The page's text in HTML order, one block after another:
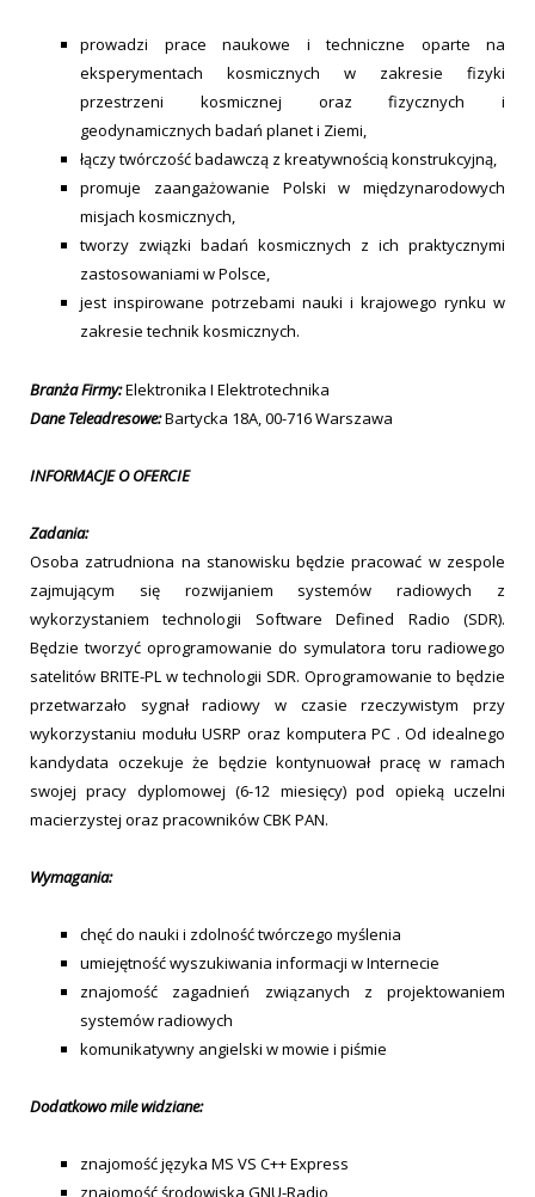
prowadzi prace naukowe i techniczne oparte na
eksperymentach kosmicznych w zakresie fizyki
przestrzeni kosmicznej oraz fizycznych i
geodynamicznych badań planet i Ziemi,
łączy twórczość badawczą z kreatywnością konstrukcyjną,
promuje zaangażowanie Polski w międzynarodowych
misjach kosmicznych,
tworzy związki badań kosmicznych z ich praktycznymi
zastosowaniami w Polsce,
jest inspirowane potrzebami nauki i krajowego rynku w
zakresie technik kosmicznych.
Branża Firmy:Elektronika I Elektrotechnika
Dane Teleadresowe:Bartycka 18A, 00-716 Warszawa
INFORMACJE O OFERCIE
Zadania:
Osoba zatrudniona na stanowisku będzie pracować w zespole
zajmującym się rozwijaniem systemów radiowych z
wykorzystaniem technologii Software Defined Radio (SDR).
Będzie tworzyć oprogramowanie do symulatora toru radiowego
satelitów BRITE-PL w technologii SDR. Oprogramowanie to będzie
przetwarzało sygnał radiowy w czasie rzeczywistym przy
wykorzystaniu modułu USRP oraz komputera PC . Od idealnego
kandydata oczekuje że będzie kontynuował pracę w ramach
swojej pracy dyplomowej (6-12 miesięcy) pod opieką uczelni
macierzystej oraz pracowników CBK PAN.
Wymagania:
chęć do nauki i zdolność twórczego myślenia
umiejętność wyszukiwania informacji w Internecie
znajomość zagadnień związanych z projektowaniem
systemów radiowych
komunikatywny angielski w mowie i piśmie
Dodatkowo mile widziane:
znajomość języka MS VS C++ Express